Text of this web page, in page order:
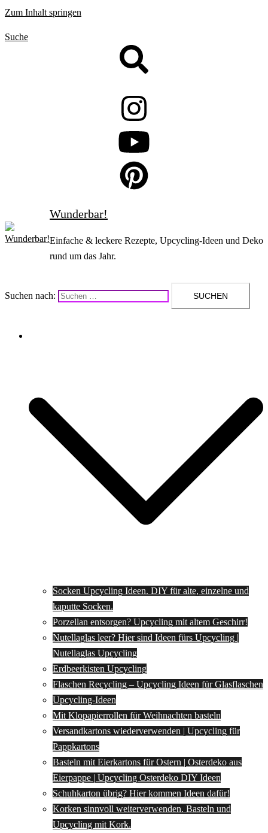
Zum Inhalt springen
Suche
Wunderbar!
Einfache & leckere Rezepte, Upcycling-Ideen und Deko
rund um das Jahr.
Suchen nach:
Socken Upcycling Ideen. DIY für alte, einzelne und
kaputte Socken.
Porzellan entsorgen? Upcycling mit altem Geschirr!
Nutellaglas leer? Hier sind Ideen fürs Upcycling |
Nutellaglas Upcycling
Erdbeerkisten Upcycling
Flaschen Recycling – Upcycling Ideen für Glasflaschen
Upcycling-Ideen
Mit Klopapierrollen für Weihnachten basteln
Versandkartons wiederverwenden | Upcycling für
Pappkartons
Basteln mit Eierkartons für Ostern | Osterdeko aus
Eierpappe | Upcycling Osterdeko DIY Ideen
Schuhkarton übrig? Hier kommen Ideen dafür!
Korken sinnvoll weiterverwenden. Basteln und
Upcycling mit Kork.